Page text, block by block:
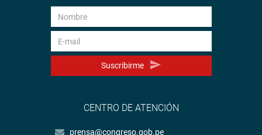
Suscribirme
CENTRO DE ATENCIÓN
prensa@congreso.gob.pe